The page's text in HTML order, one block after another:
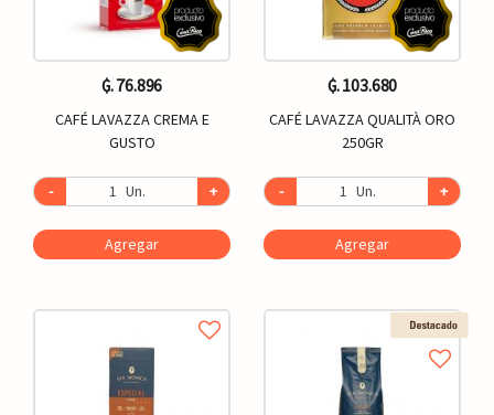
₲. 76.896
CAFÉ LAVAZZA CREMA E
GUSTO
- Un. +
Agregar
₲. 103.680
CAFÉ LAVAZZA QUALITÀ ORO
250GR
- Un. +
Agregar